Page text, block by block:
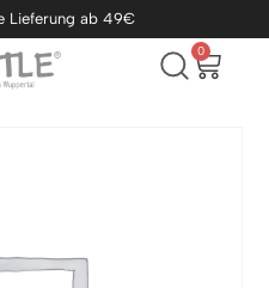
Lieferung ab 49€
0